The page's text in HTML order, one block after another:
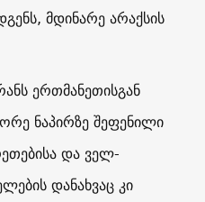
მდინარე არაქსის
ერთმანეთისგან
ნაპირზე შეფენილი
და ველ-
დანახვაც კი